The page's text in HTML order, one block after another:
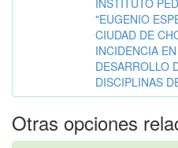
"EUGENIO
CIUDAD DE
INCIDENCIA
DESARROLLO
DISCIPLINAS
Otras opciones